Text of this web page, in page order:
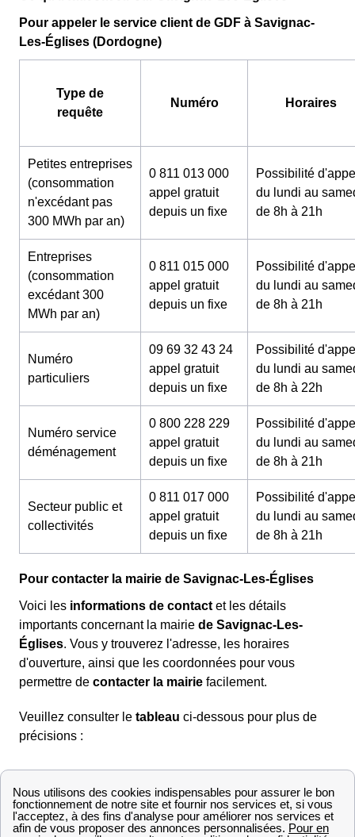
Pour appeler le service client de GDF à Savignac-
Les-Églises (Dordogne)
Type de
requête
Numéro Horaires
Petites entreprises
(consommation
n'excédant pas
300 MWh par an)
0 811 013 000
appel gratuit
depuis un fixe
Possibilité
du lundi au
de 8h à 21h
Entreprises
(consommation
excédant 300
MWh par an)
0 811 015 000
appel gratuit
depuis un fixe
Possibilité
du lundi au
de 8h à 21h
Numéro
particuliers
09 69 32 43 24
appel gratuit
depuis un fixe
Possibilité
du lundi au
de 8h à 22h
Numéro service
déménagement
0 800 228 229
appel gratuit
depuis un fixe
Possibilité
du lundi au
de 8h à 21h
Secteur public et
collectivités
0 811 017 000
appel gratuit
depuis un fixe
Possibilité
du lundi au
de 8h à 21h
Pour contacter la mairie de Savignac-Les-Églises
Voici les informations de contact et les détails
importants concernant la mairie de Savignac-Les-
Églises. Vous y trouverez l'adresse, les horaires
d'ouverture, ainsi que les coordonnées pour vous
permettre de contacter la mairie facilement.
Veuillez consulter le tableau ci-dessous pour plus de
précisions :
Informations mairie de Savignac-Les-